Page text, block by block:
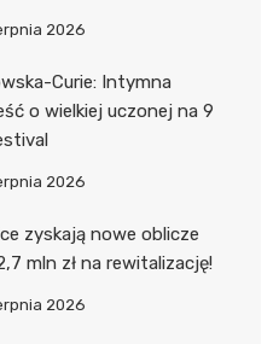
2026
Curie: Intymna
o wielkiej uczonej na 9
2026
zyskają nowe oblicze
mln zł na rewitalizację!
2026